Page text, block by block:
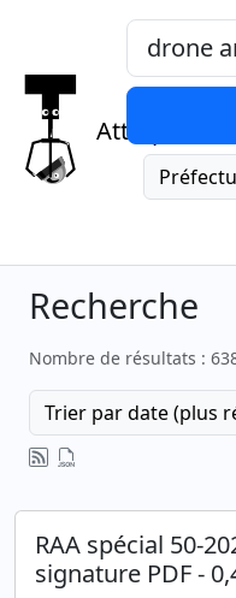
Attrap
Mots-clés,
Recherche
Nombre de résultats :
Trier par date (plus
RAA spécial 50-
signature PDF -